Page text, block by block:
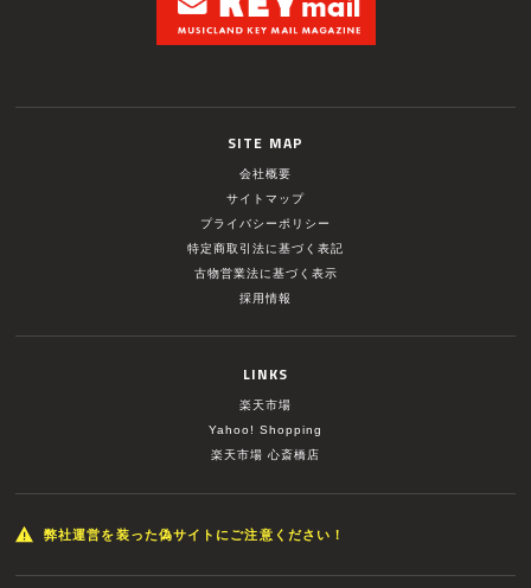
SITE MAP
会社概要
サイトマップ
プライバシーポリシー
特定商取引法に基づく表記
古物営業法に基づく表示
採用情報
LINKS
楽天市場
Yahoo! Shopping
楽天市場 心斎橋店
弊社運営を装った偽サイトにご注意ください！